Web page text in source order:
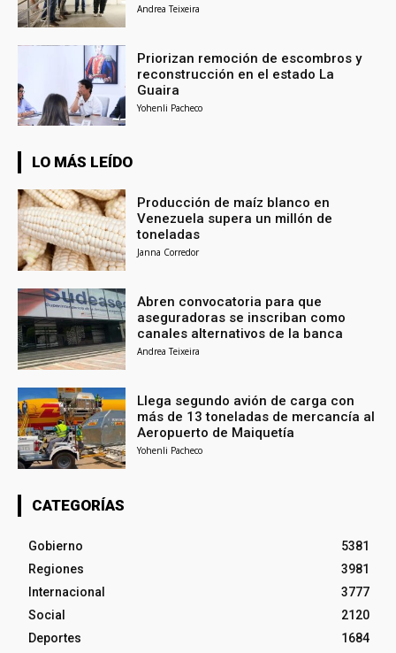
Andrea Teixeira
Priorizan remoción de escombros y
reconstrucción en el estado La
Guaira
Yohenli Pacheco
LO MÁS LEÍDO
Producción de maíz blanco en
Venezuela supera un millón de
toneladas
Janna Corredor
Abren convocatoria para que
aseguradoras se inscriban como
canales alternativos de la banca
Andrea Teixeira
Llega segundo avión de carga con
más de 13 toneladas de mercancía al
Aeropuerto de Maiquetía
Yohenli Pacheco
CATEGORÍAS
Gobierno
5381
Regiones
3981
Internacional
3777
Social
2120
Deportes
1684